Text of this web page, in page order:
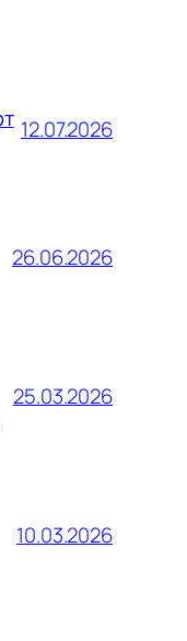
12.07.2026
26.06.2026
25.03.2026
10.03.2026